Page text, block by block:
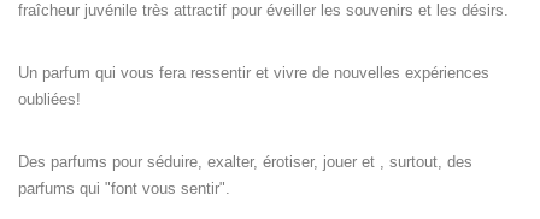
fraîcheur juvénile très attractif pour éveiller les souvenirs et les désirs.
Un parfum qui vous fera ressentir et vivre de nouvelles expériences
oubliées!
Des parfums pour séduire, exalter, érotiser, jouer et , surtout, des
parfums qui "font vous sentir".